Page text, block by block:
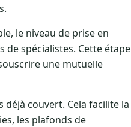
le niveau de prise en
de spécialistes. Cette étape
une mutuelle
déjà couvert. Cela facilite la
les plafonds de